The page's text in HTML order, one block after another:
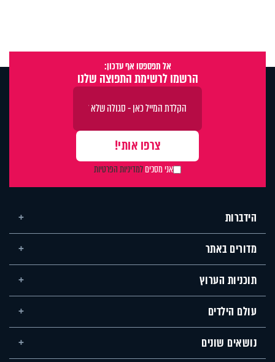
אל תפספסו אף עדכון:
הרשמו לרשימת התפוצה שלנו
אני מסכיםלמדיניות הפרטיות
הידברות
מדורים באתר
תוכניות הערוץ
עולם הילדים
נושאים שונים